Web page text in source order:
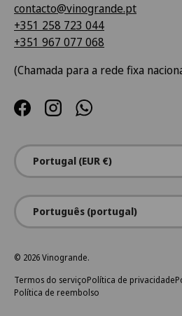
contacto@vinogrande.pt
+351 258 723 044
+351 967 077 068
(Chamada para a rede fixa
FacebookInstagramWhatsApp
País/Região
Portugal (EUR €)
Idioma
Português (portugal)
© 2026Vinogrande.
Termos do serviçoPolítica de privacidade
Política de reembolso